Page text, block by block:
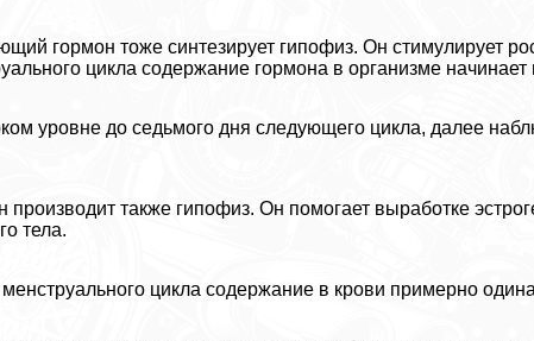
гормон тоже синтезирует гипофиз. Он стимулирует
цикла содержание гормона в организме начинает
уровне до седьмого дня следующего цикла, далее
также гипофиз. Он помогает выработке
тела.
цикла содержание в крови примерно